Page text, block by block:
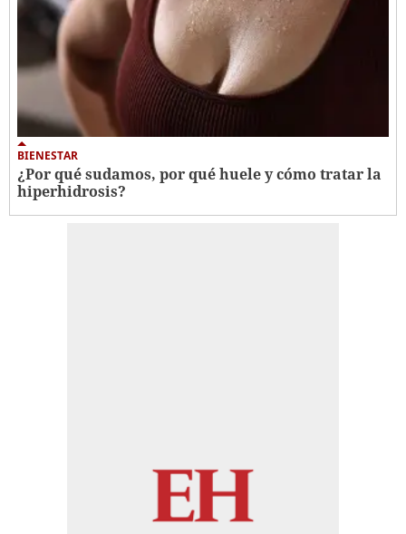
BIENESTAR
¿Por qué sudamos, por qué huele y cómo tratar la
hiperhidrosis?